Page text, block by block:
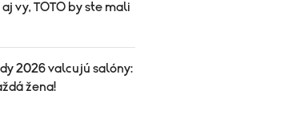
vy, TOTO by ste mali
2026 valcujú salóny:
žena!